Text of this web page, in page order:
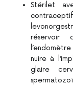
Stérilet
réservoir
nuire à
glaire